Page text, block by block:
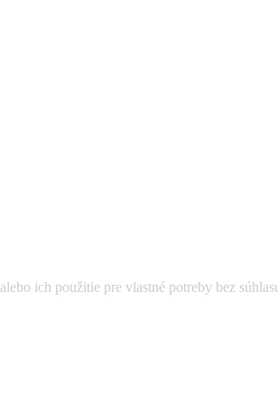
ich použitie pre vlastné potreby bez